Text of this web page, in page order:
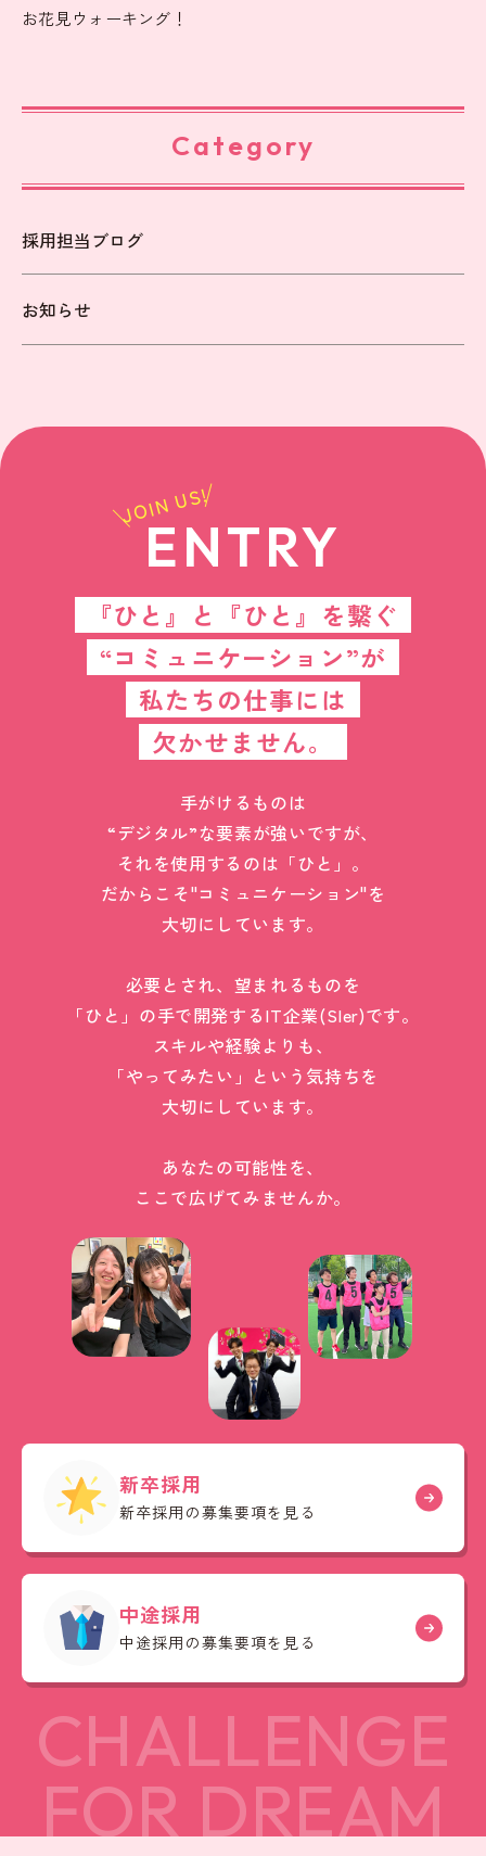
お花見ウォーキング！
Category
採用担当ブログ
お知らせ
JOIN US!
ENTRY
『ひと』と『ひと』を繋ぐ
“コミュニケーション”が
私たちの仕事には
欠かせません。
手がけるものは
“デジタル”な要素が強いですが、
それを使用するのは「ひと」。
だからこそ"コミュニケーション"を
大切にしています。
必要とされ、望まれるものを
「ひと」の手で開発するIT企業(SIer)です。
スキルや経験よりも、
「やってみたい」という気持ちを
大切にしています。
あなたの可能性を、
ここで広げてみませんか。
新卒採用
新卒採用の募集要項を見る
中途採用
中途採用の募集要項を見る